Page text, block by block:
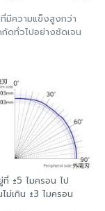
ที่มีความแข็งสูงกว่า
ดทั่วไปอย่างชัดเจน
±5 ไมครอน ไป
ม่เกิน ±3 ไมครอน